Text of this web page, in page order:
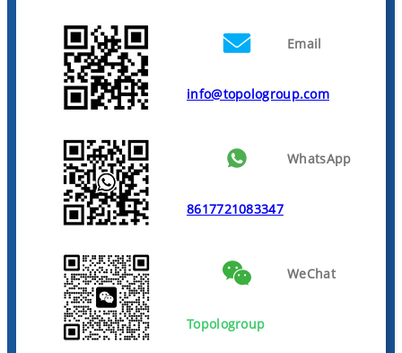
Email
info@topologroup.com
WhatsApp
8617721083347
WeChat
Topologroup